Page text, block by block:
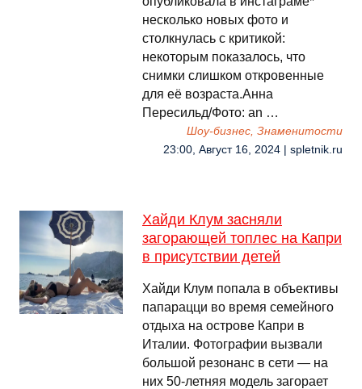
несколько новых фото и
столкнулась с критикой:
некоторым показалось, что
снимки слишком откровенные
для её возраста.Анна
Пересильд/Фото: an …
Шоу-бизнес, Знаменитости
23:00, Август 16, 2024 | spletnik.ru
Хайди Клум засняли
загорающей топлес на Капри
в присутствии детей
Хайди Клум попала в объективы
папарацци во время семейного
отдыха на острове Капри в
Италии. Фотографии вызвали
большой резонанс в сети — на
них 50-летняя модель загорает